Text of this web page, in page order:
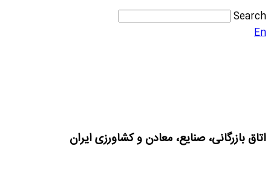
Search
En
اتاق بازرگانی، صنایع، معادن و کشاورزی ایران